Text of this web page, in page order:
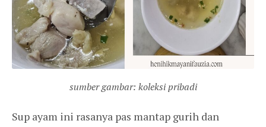
sumber gambar: koleksi pribadi
Sup ayam ini rasanya pas mantap gurih dan